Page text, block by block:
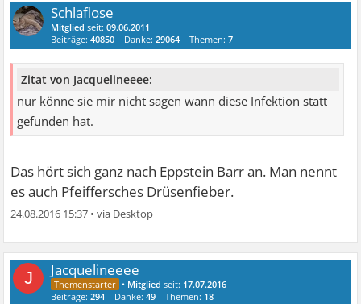
Schlaflose
Mitglied seit:09.06.2011
Beiträge:40850 Danke:29064 Themen:7
Zitat von Jacquelineeee:
nur könne sie mir nicht sagen wann diese Infektion statt
gefunden hat.
Das hört sich ganz nach Eppstein Barr an. Man nennt
es auch Pfeiffersches Drüsenfieber.
24.08.2016 15:37 •
J Jacquelineeee
• Mitglied seit: 17.07.2016
Beiträge:294 Danke:49 Themen: 18